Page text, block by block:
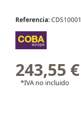
Referencia:CDS10001
243,55 €
*IVA no incluido